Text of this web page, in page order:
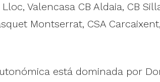
Valencasa CB Aldaia, CB
Montserrat, CSA
está dominada por